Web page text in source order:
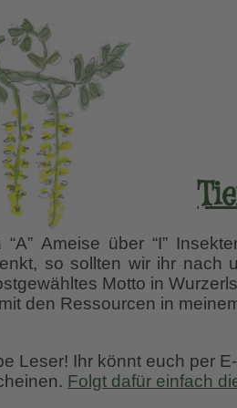
“A” Ameise über “I”
so sollten wir ihr nach
Motto in
den Ressourcen in
Leser! Ihr könnt euch per
Folgt dafür einfach